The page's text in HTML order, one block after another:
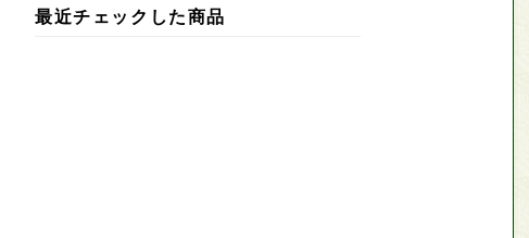
最近チェックした商品